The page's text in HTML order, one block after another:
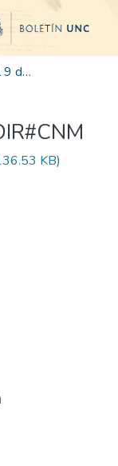
Edición 003/2025 del 9 de junio de 2025
KB)